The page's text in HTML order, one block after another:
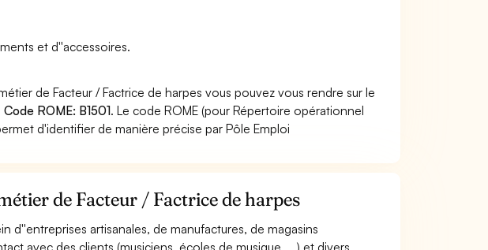
et d''accessoires.
de Facteur / Factrice de harpes vous pouvez vous rendre sur le
Code ROME: B1501. Le code ROME (pour Répertoire opérationnel
d'identifier de manière précise par Pôle Emploi
de Facteur / Factrice de harpes
d''entreprises artisanales, de manufactures, de magasins
avec des clients (musiciens, écoles de musique, ...) et divers